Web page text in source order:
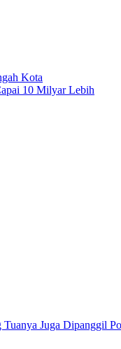
Kota
10 Milyar Lebih
Juga Dipanggil